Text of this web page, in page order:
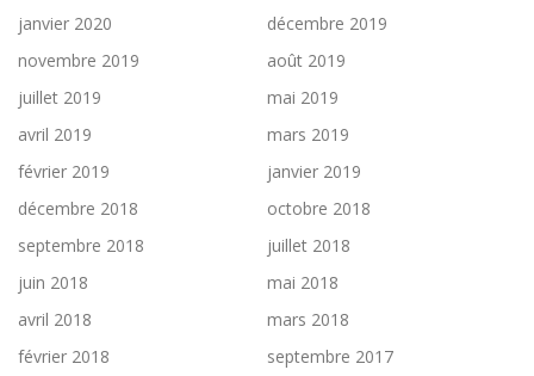
janvier 2020
décembre 2019
novembre 2019
août 2019
juillet 2019
mai 2019
avril 2019
mars 2019
février 2019
janvier 2019
décembre 2018
octobre 2018
septembre 2018
juillet 2018
juin 2018
mai 2018
avril 2018
mars 2018
février 2018
septembre 2017